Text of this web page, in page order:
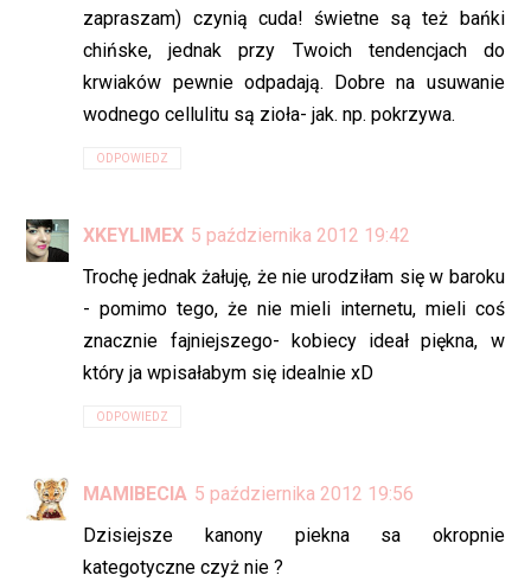
zapraszam) czynią cuda! świetne są też bańki
chińske, jednak przy Twoich tendencjach do
krwiaków pewnie odpadają. Dobre na usuwanie
wodnego cellulitu są zioła- jak. np. pokrzywa.
ODPOWIEDZ
XKEYLIMEX 5 października 2012 19:42
Trochę jednak żałuję, że nie urodziłam się w baroku
- pomimo tego, że nie mieli internetu, mieli coś
znacznie fajniejszego- kobiecy ideał piękna, w
który ja wpisałabym się idealnie xD
ODPOWIEDZ
MAMIBECIA 5 października 2012 19:56
Dzisiejsze kanony piekna sa okropnie
kategotyczne czyż nie ?